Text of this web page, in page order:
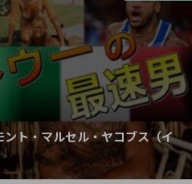
ト・マルセル・ヤコブス（イ